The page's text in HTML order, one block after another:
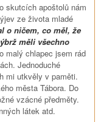
skutcích apoštolů nám
ze života mladé
o ničem, co měl, že
měli všechno
malý chlapec jsem rád
Jednoduché
mi utkvěly v paměti.
města Tábora. Do
vzácné předměty.
látek atd.